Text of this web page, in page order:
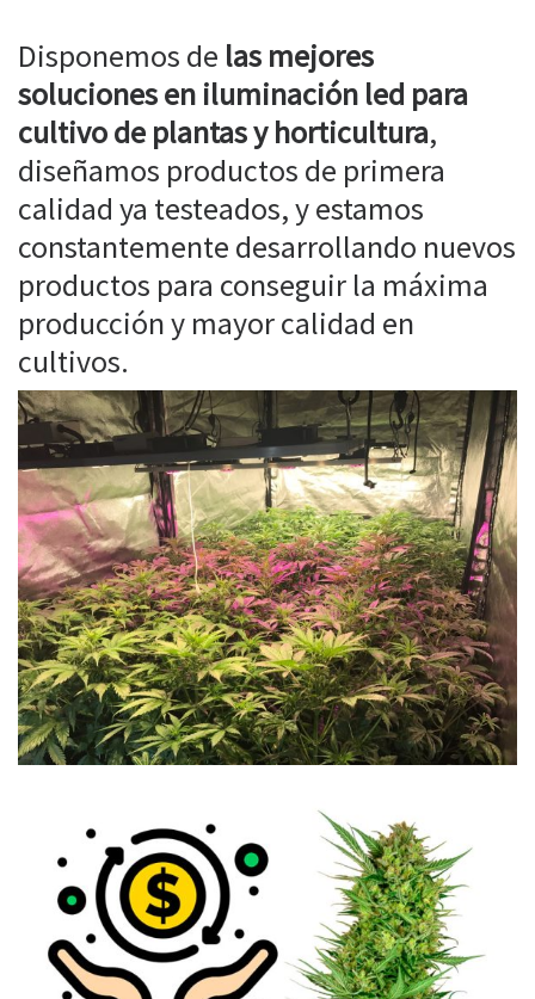
Disponemos de las mejores
soluciones en iluminación led para
cultivo de plantas y horticultura,
diseñamos productos de primera
calidad ya testeados, y estamos
constantemente desarrollando nuevos
productos para conseguir la máxima
producción y mayor calidad en
cultivos.